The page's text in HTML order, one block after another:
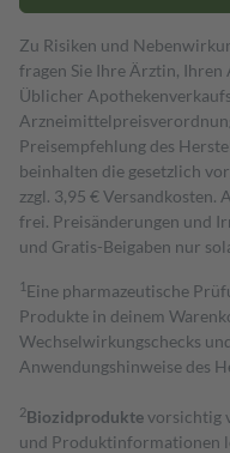
Zu Risiken und
fragen Sie Ihre Ärztin,
Üblicher
Preisempfehlung des
beinhalten die gesetzlich
zzgl. 3,95 €
frei. Preisänderungen und
und Gratis-Beigaben nur
1 Eine pharmazeutische
Produkte in deinem
Wechselwirkungschecks
Anwendungshinweise des
2Biozidproduktevorsichtig
und Produktinformationen